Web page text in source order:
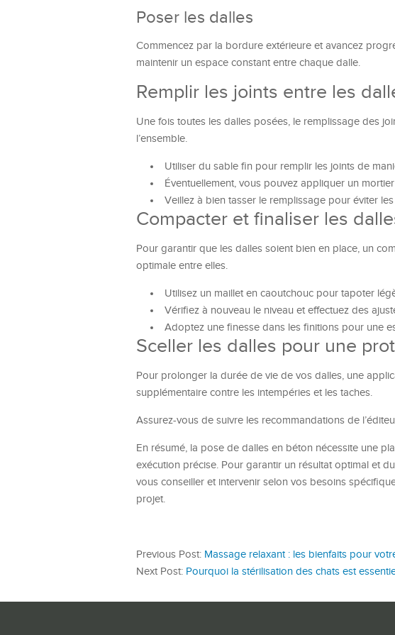
Poser les dalles
Commencez par la bordure extérieure et avancez
maintenir un espace constant entre chaque dalle.
Remplir les joints entre les
Une fois toutes les dalles posées, le remplissage des
l’ensemble.
Utiliser du sable fin pour remplir les joints de
Éventuellement, vous pouvez appliquer un
Veillez à bien tasser le remplissage pour éviter
Compacter et finaliser les
Pour garantir que les dalles soient bien en place, un
optimale entre elles.
Utilisez un maillet en caoutchouc pour tapoter
Vérifiez à nouveau le niveau et effectuez des
Adoptez une finesse dans les finitions pour une
Sceller les dalles pour une
Pour prolonger la durée de vie de vos dalles, une
supplémentaire contre les intempéries et les taches.
Assurez-vous de suivre les recommandations de
En résumé, la pose de dalles en béton nécessite une
exécution précise. Pour garantir un résultat optimal et
vous conseiller et intervenir selon vos besoins
projet.
Previous Post: Massage relaxant : les bienfaits pour
Next Post: Pourquoi la stérilisation des chats est